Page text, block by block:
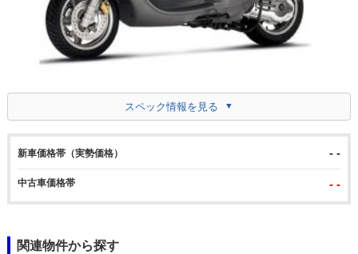
スペック情報を見る
新車価格帯（実勢価格） - -
中古車価格帯 - -
関連物件から探す